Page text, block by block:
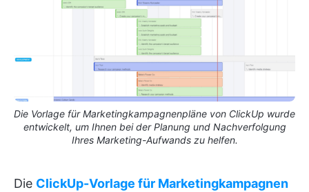
Die Vorlage für Marketingkampagnenpläne von ClickUp wurde
entwickelt, um Ihnen bei der Planung und Nachverfolgung
Ihres Marketing-Aufwands zu helfen.
Die ClickUp-Vorlage für Marketingkampagnen